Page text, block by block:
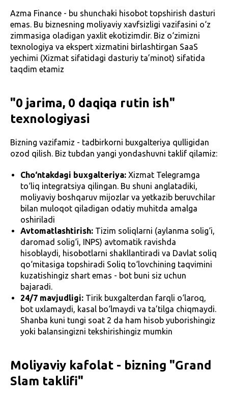
Azma Finance - bu shunchaki hisobot topshirish dasturi
emas. Bu biznesning moliyaviy xavfsizligi vazifasini o‘z
zimmasiga oladigan yaxlit ekotizimdir. Biz o‘zimizni
texnologiya va ekspert xizmatini birlashtirgan SaaS
yechimi (Xizmat sifatidagi dasturiy ta’minot) sifatida
taqdim etamiz
"0 jarima, 0 daqiqa rutin ish"
texnologiyasi
Bizning vazifamiz - tadbirkorni buxgalteriya qulligidan
ozod qilish. Biz tubdan yangi yondashuvni taklif qilamiz:
Cho‘ntakdagi buxgalteriya: Xizmat Telegramga
to‘liq integratsiya qilingan. Bu shuni anglatadiki,
moliyaviy boshqaruv mijozlar va yetkazib beruvchilar
bilan muloqot qiladigan odatiy muhitda amalga
oshiriladi
Avtomatlashtirish: Tizim soliqlarni (aylanma solig‘i,
daromad solig‘i, INPS) avtomatik ravishda
hisoblaydi, hisobotlarni shakllantiradi va Davlat soliq
qo‘mitasiga topshiradi Soliq to‘lovchining taqvimini
kuzatishingiz shart emas - bot buni siz uchun
bajaradi.
24/7 mavjudligi: Tirik buxgalterdan farqli o‘laroq,
bot uxlamaydi, kasal bo‘lmaydi va ta’tilga chiqmaydi.
Shanba kuni tungi soat 2 da ham hisob yuborishingiz
yoki balansingizni tekshirishingiz mumkin
Moliyaviy kafolat - bizning "Grand
Slam taklifi"